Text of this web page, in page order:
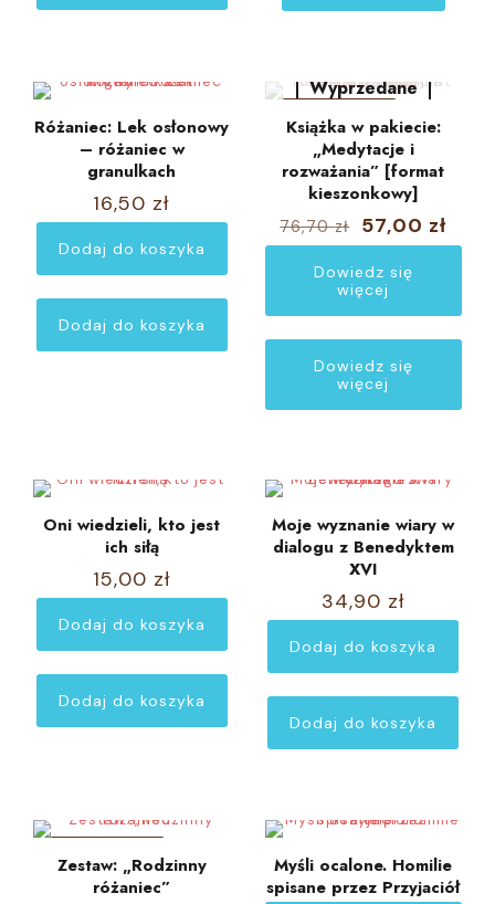
wiele
można
Różaniec: Lek osłonowy
– różaniec w
granulkach
16,50 zł
Dodaj do koszyka
Dodaj do koszyka
Wyprzedane
Książka w pakiecie:
„Medytacje i
rozważania” [format
kieszonkowy]
76,70zł Pierwotna
cena
wynosiła:
76,70 zł.
57,00 zł
cena
Dowiedz się
więcej
Dowiedz się
więcej
Oni wiedzieli, kto jest
ich siłą
15,00 zł
Dodaj do koszyka
Dodaj do koszyka
Moje wyznanie wiary w
dialogu z Benedyktem
XVI
34,90 zł
Dodaj do koszyka
Dodaj do koszyka
Zestaw: „Rodzinny
różaniec”
Myśli ocalone. Homilie
spisane przez Przyjaciół